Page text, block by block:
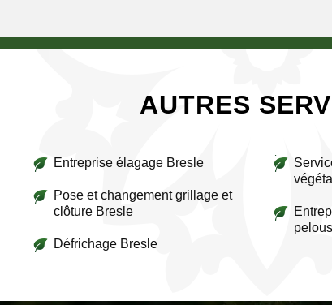
AUTRES
Entreprise élagage Bresle
Pose et changement grillage et
clôture Bresle
Défrichage Bresle